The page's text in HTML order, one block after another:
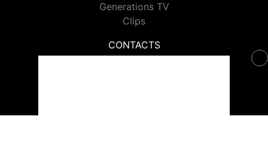
Generations TV
Clips
CONTACTS
Contacter Generations